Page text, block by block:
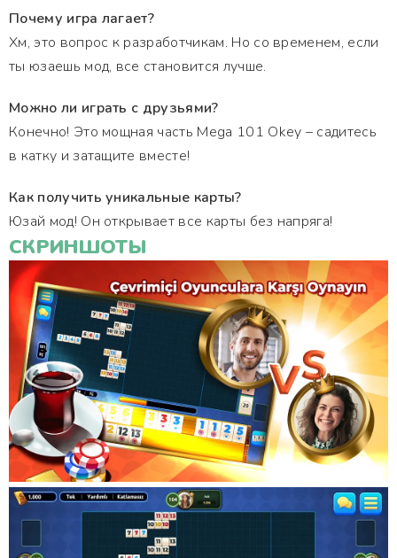
Почему игра лагает?
Хм, это вопрос к разработчикам. Но со временем, если
ты юзаешь мод, все становится лучше.
Можно ли играть с друзьями?
Конечно! Это мощная часть Mega 101 Okey – садитесь
в катку и затащите вместе!
Как получить уникальные карты?
Юзай мод! Он открывает все карты без напряга!
СКРИНШОТЫ